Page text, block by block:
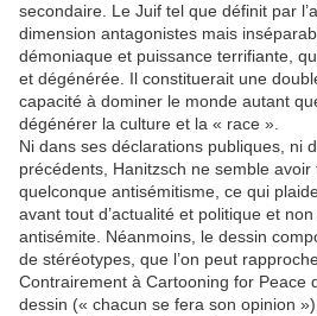
secondaire. Le Juif tel que définit par
dimension antagonistes mais
démoniaque et puissance terrifiante,
et dégénérée. Il constituerait une
capacité à dominer le monde autant
dégénérer la culture et la « race ».
Ni dans ses déclarations publiques, ni
précédents, Hanitzsch ne semble avoir
quelconque antisémitisme, ce qui
avant tout d’actualité et politique et
antisémite. Néanmoins, le dessin
de stéréotypes, que l’on peut
Contrairement à Cartooning for Peace
dessin (« chacun se fera son opinion